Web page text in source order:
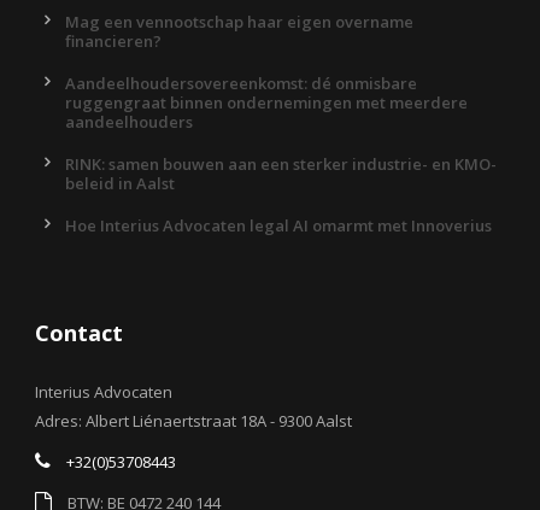
Mag een vennootschap haar eigen overname
financieren?
Aandeelhoudersovereenkomst: dé onmisbare
ruggengraat binnen ondernemingen met meerdere
aandeelhouders
RINK: samen bouwen aan een sterker industrie- en KMO-
beleid in Aalst
Hoe Interius Advocaten legal AI omarmt met Innoverius
Contact
Interius Advocaten
Adres: Albert Liénaertstraat 18A - 9300 Aalst
+32(0)53708443
BTW: BE 0472 240 144